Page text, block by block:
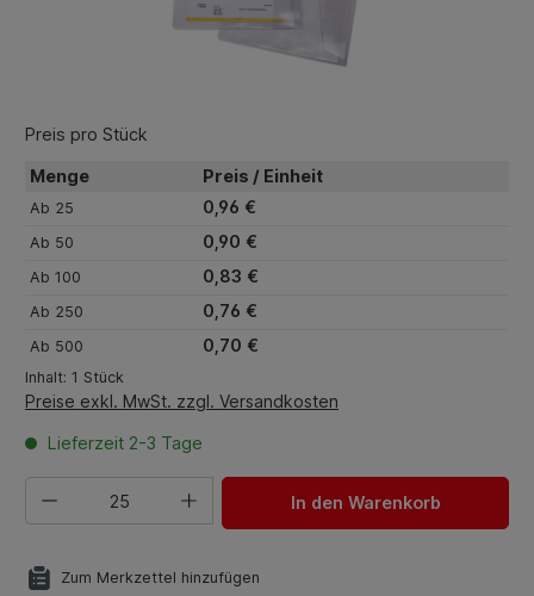
Preis pro Stück
Menge Preis / Einheit
Ab 25 0,96 €
Ab 50 0,90 €
Ab 100 0,83 €
Ab 250 0,76 €
Ab 500 0,70 €
Inhalt: 1 Stück
Preise exkl. MwSt. zzgl. Versandkosten
Lieferzeit 2-3 Tage
Produkt Anzahl: Gib den gewünschten Wert ein oder
In den Warenkorb
Zum Merkzettel hinzufügen